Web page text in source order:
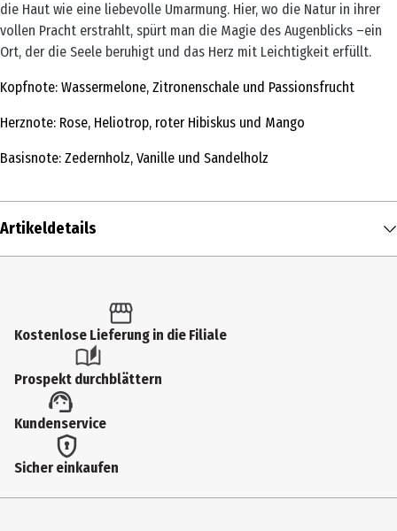
die Haut wie eine liebevolle Umarmung. Hier, wo die Natur in ihrer
vollen Pracht erstrahlt, spürt man die Magie des Augenblicks –ein
Ort, der die Seele beruhigt und das Herz mit Leichtigkeit erfüllt.
Kopfnote: Wassermelone, Zitronenschale und Passionsfrucht
Herznote: Rose, Heliotrop, roter Hibiskus und Mango
Basisnote: Zedernholz, Vanille und Sandelholz
Artikeldetails
Produkttyp
Inhaltsstoffe
Zielgruppe
Kostenlose Lieferung in die Filiale
Prospekt durchblättern
Kundenservice
Sicher einkaufen